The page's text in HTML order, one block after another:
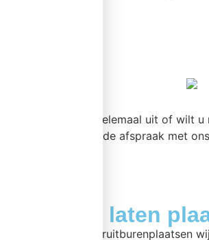
Bent u er nog niet helemaal uit of wilt
Maak een vrijblijvende afspraak met
Schutting laten
In en rond Hantumeruitburenplaatsen